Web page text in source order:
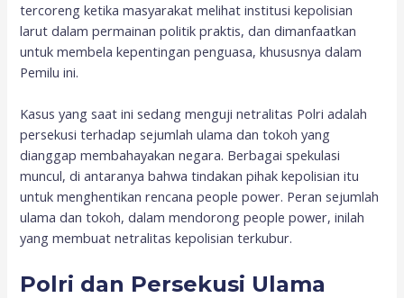
tercoreng ketika masyarakat melihat institusi kepolisian
larut dalam permainan politik praktis, dan dimanfaatkan
untuk membela kepentingan penguasa, khususnya dalam
Pemilu ini.
Kasus yang saat ini sedang menguji netralitas Polri adalah
persekusi terhadap sejumlah ulama dan tokoh yang
dianggap membahayakan negara. Berbagai spekulasi
muncul, di antaranya bahwa tindakan pihak kepolisian itu
untuk menghentikan rencana people power. Peran sejumlah
ulama dan tokoh, dalam mendorong people power, inilah
yang membuat netralitas kepolisian terkubur.
Polri dan Persekusi Ulama